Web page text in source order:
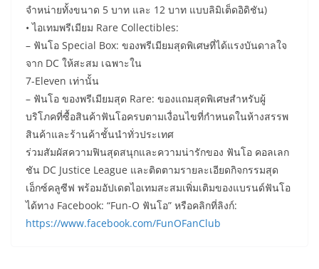
จำหน่ายทั้งขนาด 5 บาท และ 12 บาท แบบลิมิเต็ดอิดิชัน)
• ไอเทมพรีเมียม Rare Collectibles:
– ฟันโอ Special Box: ของพรีเมียมสุดพิเศษที่ได้แรงบันดาลใจ
จาก DC ให้สะสม เฉพาะใน
7-Eleven เท่านั้น
– ฟันโอ ของพรีเมียมสุด Rare: ของแถมสุดพิเศษสำหรับผู้
บริโภคที่ซื้อสินค้าฟันโอครบตามเงื่อนไขที่กำหนดในห้างสรรพ
สินค้าและร้านค้าชั้นนำทั่วประเทศ
ร่วมสัมผัสความฟินสุดสนุกและความน่ารักของ ฟันโอ คอลเลก
ชัน DC Justice League และติดตามรายละเอียดกิจกรรมสุด
เอ็กซ์คลูซีฟ พร้อมอัปเดตไอเทมสะสมเพิ่มเติมของแบรนด์ฟันโอ
ได้ทาง Facebook: “Fun-O ฟันโอ” หรือคลิกที่ลิงก์:
https://www.facebook.com/FunOFanClub